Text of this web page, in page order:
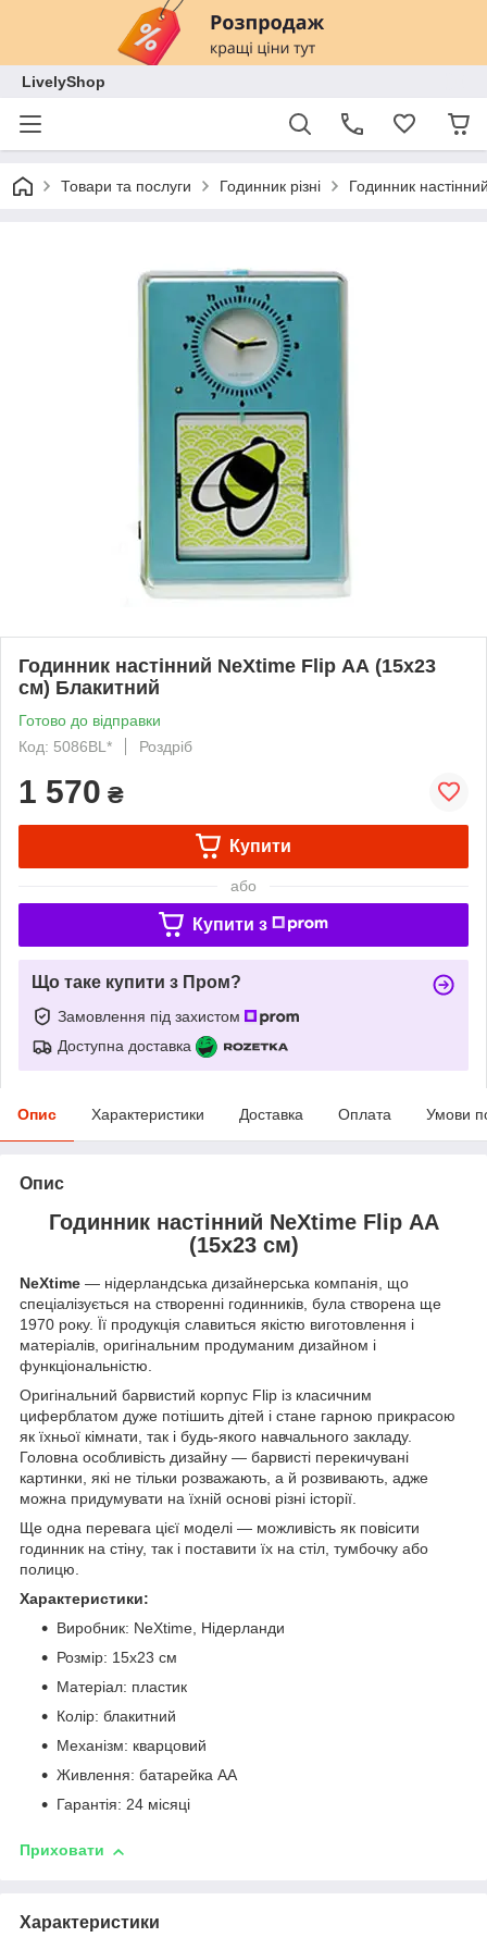
LivelyShop
Товари та послуги Годинник різні Годинник
Годинник настінний NeXtime Flip АА (15х23
см) Блакитний
Готово до відправки
Код: 5086BL*
Роздріб
1 570 ₴
Купити
або
Купити з
Що таке купити з Пром?
Замовлення під захистом
Доступна доставка
Опис Характеристики Доставка Оплата Умови
Опис
Годинник настінний NeXtime Flip АА
(15х23 см)
NeXtime — нідерландська дизайнерська компанія, що
спеціалізується на створенні годинників, була створена ще
1970 року. Її продукція славиться якістю виготовлення і
матеріалів, оригінальним продуманим дизайном і
функціональністю.
Оригінальний барвистий корпус Flip із класичним
циферблатом дуже потішить дітей і стане гарною прикрасою
як їхньої кімнати, так і будь-якого навчального закладу.
Головна особливість дизайну — барвисті перекичувані
картинки, які не тільки розважають, а й розвивають, адже
можна придумувати на їхній основі різні історії.
Ще одна перевага цієї моделі — можливість як повісити
годинник на стіну, так і поставити їх на стіл, тумбочку або
полицю.
Характеристики:
Виробник: NeXtime, Нідерланди
Розмір: 15х23 см
Матеріал: пластик
Колір: блакитний
Механізм: кварцовий
Живлення: батарейка АА
Гарантія: 24 місяці
Приховати
Характеристики